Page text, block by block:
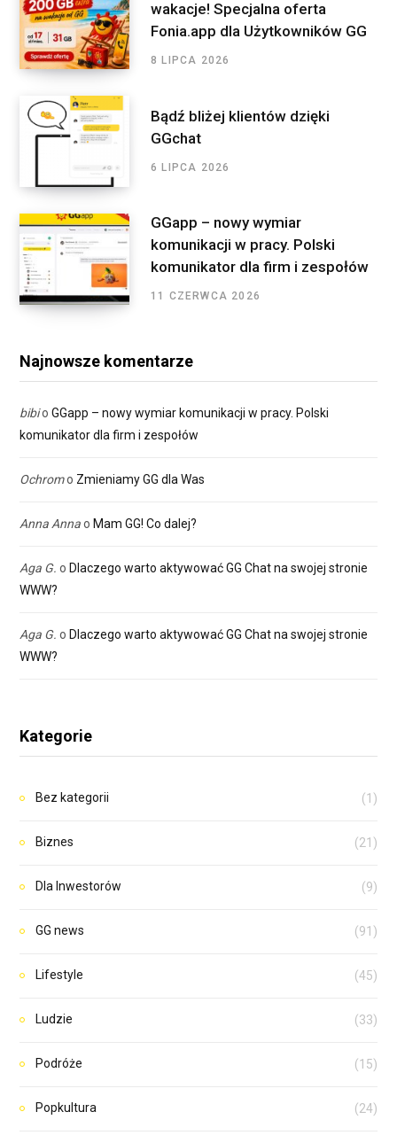
m
wakacje! Specjalna oferta
Fonia.app dla Użytkowników GG
8 LIPCA 2026
Bądź bliżej klientów dzięki
GGchat
6 LIPCA 2026
GGapp – nowy wymiar
komunikacji w pracy. Polski
komunikator dla firm i zespołów
11 CZERWCA 2026
Najnowsze komentarze
bibio GGapp – nowy wymiar komunikacji w pracy. Polski
komunikator dla firm i zespołów
Ochromo Zmieniamy GG dla Was
Anna Annao Mam GG! Co dalej?
Aga G. o Dlaczego warto aktywować GG Chat na swojej stronie
WWW?
Aga G. o Dlaczego warto aktywować GG Chat na swojej stronie
WWW?
Kategorie
Bez kategorii (1)
Biznes (21)
Dla Inwestorów (9)
GG news (91)
Lifestyle (45)
Ludzie (33)
Podróże (15)
Popkultura (24)